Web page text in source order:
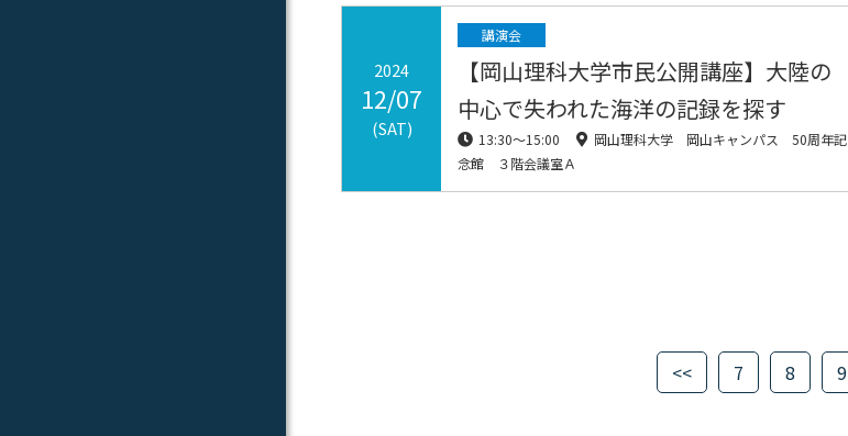
2024
12/07
(SAT)
講演会
【岡山理科大学市民公開講座】大陸の
中心で失われた海洋の記録を探す
13:30〜15:00
岡山理科大学 岡山キャンパス 50周年記
念館 ３階会議室Ａ
<< 7 8 9